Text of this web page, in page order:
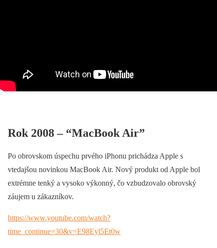
Rok 2008 – “MacBook Air”
Po obrovskom úspechu prvého iPhonu prichádza Apple s
vtedajšou novinkou MacBook Air. Nový produkt od Apple bol
extrémne tenký a vysoko výkonný, čo vzbudzovalo obrovský
záujem u zákazníkov.
https://www.youtube.com/watch?
time_continue=30&v=E98Eyl5Et0w